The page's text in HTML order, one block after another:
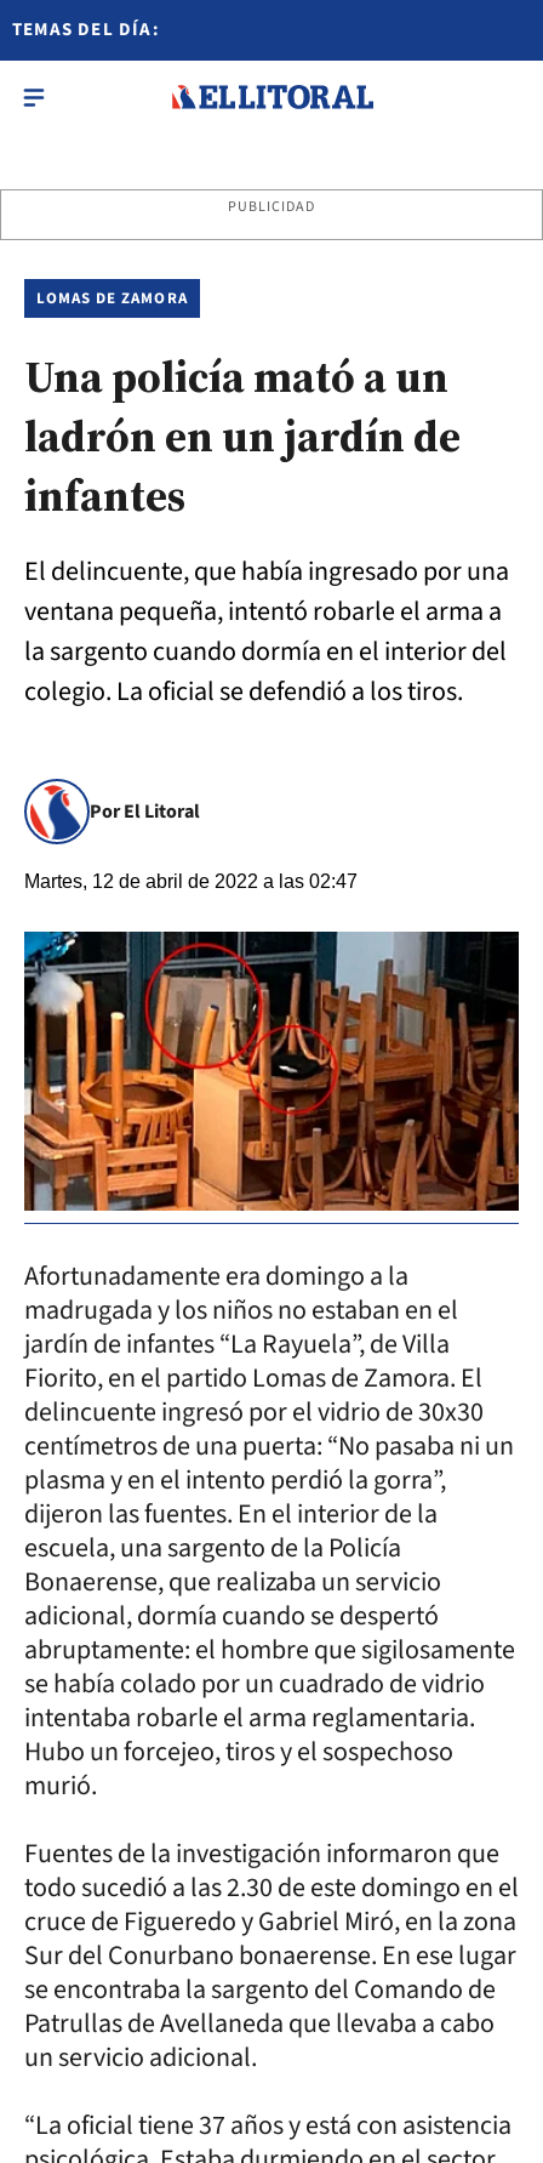
TEMAS DEL DÍA:
PUBLICIDAD
LOMAS DE ZAMORA
Una policía mató a un
ladrón en un jardín de
infantes
El delincuente, que había ingresado por una
ventana pequeña, intentó robarle el arma a
la sargento cuando dormía en el interior del
colegio. La oficial se defendió a los tiros.
Por El Litoral
Martes, 12 de abril de 2022 a las 02:47
Afortunadamente era domingo a la
madrugada y los niños no estaban en el
jardín de infantes “La Rayuela”, de Villa
Fiorito, en el partido Lomas de Zamora. El
delincuente ingresó por el vidrio de 30x30
centímetros de una puerta: “No pasaba ni un
plasma y en el intento perdió la gorra”,
dijeron las fuentes. En el interior de la
escuela, una sargento de la Policía
Bonaerense, que realizaba un servicio
adicional, dormía cuando se despertó
abruptamente: el hombre que sigilosamente
se había colado por un cuadrado de vidrio
intentaba robarle el arma reglamentaria.
Hubo un forcejeo, tiros y el sospechoso
murió.
Fuentes de la investigación informaron que
todo sucedió a las 2.30 de este domingo en el
cruce de Figueredo y Gabriel Miró, en la zona
Sur del Conurbano bonaerense. En ese lugar
se encontraba la sargento del Comando de
Patrullas de Avellaneda que llevaba a cabo
un servicio adicional.
“La oficial tiene 37 años y está con asistencia